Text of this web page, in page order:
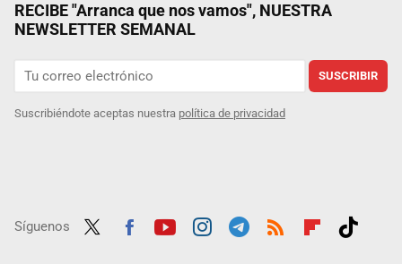
RECIBE "Arranca que nos vamos", NUESTRA
NEWSLETTER SEMANAL
SUSCRIBIR
Suscribiéndote aceptas nuestra política de privacidad
Síguenos